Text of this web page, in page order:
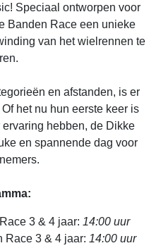
Speciaal ontworpen voor
Banden Race een unieke
van het wielrennen te
en afstanden, is er
het nu hun eerste keer is
hebben, de Dikke
en spannende dag voor
3 & 4 jaar: 14:00 uur
Race 3 & 4 jaar: 14:00 uur